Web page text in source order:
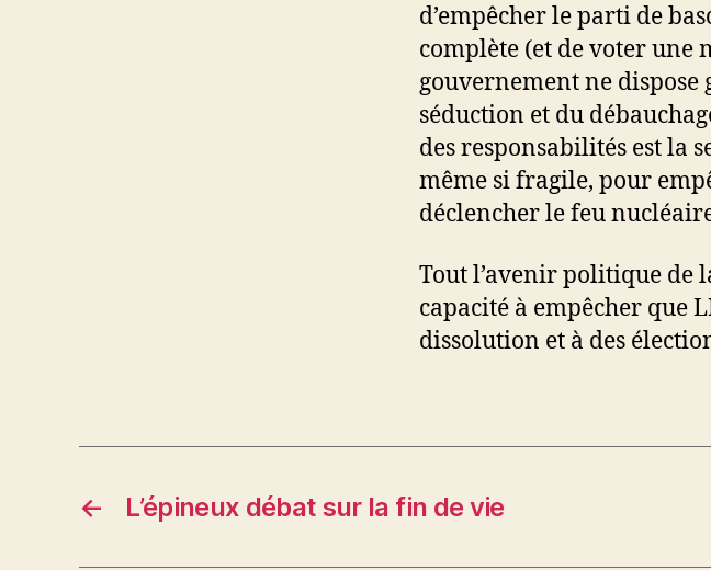
d’empêcher le parti de
complète (et de voter une
gouvernement ne dispose
séduction et du
des responsabilités est la
même si fragile, pour
déclencher le feu
Tout l’avenir politique de
capacité à empêcher que
dissolution et à des
← L’épineux débat sur la fin de vie